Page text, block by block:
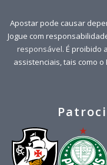
Apostar pode causar
Jogue com
responsável. É proibido
assistenciais, tais como